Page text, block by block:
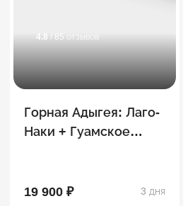
4.8 / 85 отзывов
Горная Адыгея: Лаго-
Наки + Гуамское
19 900 ₽ 3 дня